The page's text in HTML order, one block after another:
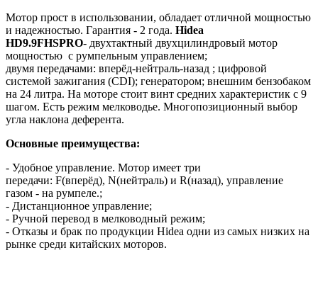
Мотор прост в использовании, обладает отличной мощностью
и надежностью. Гарантия - 2 года. Hidea
HD9.9FHSPRO- двухтактный двухцилиндровый мотор
мощностью с румпельным управлением;
двумя передачами: вперёд-нейтраль-назад ; цифровой
системой зажигания (CDI); генератором; внешним бензобаком
на 24 литра. На моторе стоит винт средних характеристик с 9
шагом. Есть режим мелководье. Многопозиционный выбор
угла наклона деферента.
Основные преимущества:
- Удобное управление. Мотор имеет три
передачи: F(вперёд), N(нейтраль) и R(назад), управление
газом - на румпеле.;
- Дистанционное управление;
- Ручной перевод в мелководный режим;
- Отказы и брак по продукции Hidea одни из самых низких на
рынке среди китайских моторов.